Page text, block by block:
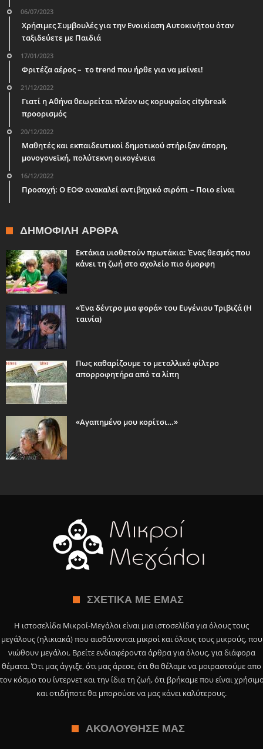
06/07/2023
Χρήσιμες Συμβουλές για την Ενοικίαση Αυτοκινήτου όταν
ταξιδεύετε με Παιδιά
17/01/2023
Φριτέζα αέρος – το trend που ήρθε για να μείνει!
21/12/2022
Γιατί η Αθήνα θεωρείται πλέον ως κορυφαίος citybreak
προορισμός
20/12/2022
Μαθητές και εκπαιδευτικοί δημοτικού στήριξαν άπορη,
μονογονεϊκή, πολύτεκνη οικογένεια
16/12/2022
Προσοχή: Ο ΕΟΦ ανακαλεί αντιβηχικό σιρόπι – Ποιο είναι
ΔΗΜΟΦΙΛΉ ΆΡΘΡΑ
Εκτάκια υιοθετούν πρωτάκια: Ένας θεσμός που
κάνει τη ζωή στο σχολείο πιο όμορφη
«Ένα δέντρο μια φορά» του Ευγένιου Τριβιζά (Η
ταινία)
Πως καθαρίζουμε το μεταλλικό φίλτρο
απορροφητήρα από τα λίπη
«Αγαπημένο μου κορίτσι…»
ΣΧΕΤΙΚΆ ΜΕ ΕΜΆΣ
Η ιστοσελίδα Μικροί-Μεγάλοι είναι μια ιστοσελίδα για όλους τους
μεγάλους (ηλικιακά) που αισθάνονται μικροί και όλους τους μικρούς, που
νιώθουν μεγάλοι. Βρείτε ενδιαφέροντα άρθρα για όλους, για διάφορα
θέματα. Ότι μας άγγιξε, ότι μας άρεσε, ότι θα θέλαμε να μοιραστούμε απο
κόσμο του ίντερνετ και την ίδια τη ζωή, ότι βρήκαμε που είναι
και οτιδήποτε θα μπορούσε να μας κάνει καλύτερους.
ΑΚΟΛΟΎΘΗΣΕ ΜΑΣ